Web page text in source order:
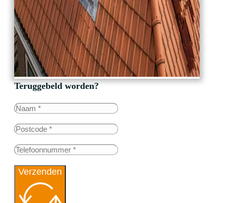
Teruggebeld worden?
Verzenden